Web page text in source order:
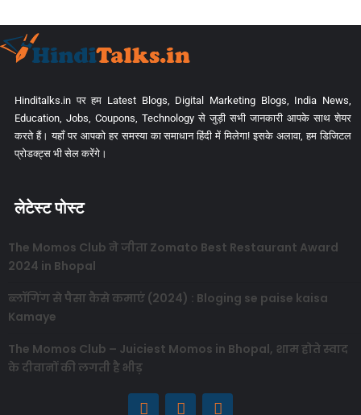
Hinditalks.in पर हम Latest Blogs, Digital Marketing Blogs, India News,
Education, Jobs, Coupons, Technology से जुड़ी सभी जानकारी आपके साथ शेयर
करते हैं। यहाँ पर आपको हर समस्या का समाधान हिंदी में मिलेगा! इसके अलावा, हम डिजिटल
प्रोडक्ट्स भी सेल करेंगे।
लेटेस्ट पोस्ट
The Momos Club ने जीता Zomato Best Restaurant Award
2024 in Bhopal
ब्लॉगिंग से पैसा कैसे कमाएं (2024) : Bloging se paise kaisa
Kamaye
The Momos Club – Juiciest Momos in Bhopal, शाम होते स्वाद
के दीवानों की लगती है भीड़